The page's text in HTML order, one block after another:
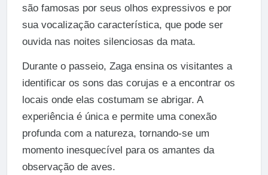
são famosas por seus olhos expressivos e por
sua vocalização característica, que pode ser
ouvida nas noites silenciosas da mata.
Durante o passeio, Zaga ensina os visitantes a
identificar os sons das corujas e a encontrar os
locais onde elas costumam se abrigar. A
experiência é única e permite uma conexão
profunda com a natureza, tornando-se um
momento inesquecível para os amantes da
observação de aves.